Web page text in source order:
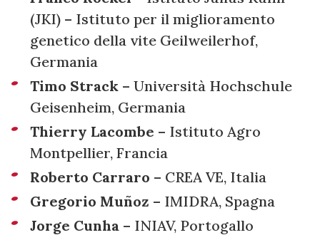
(JKI) – Istituto per il miglioramento
genetico della vite Geilweilerhof,
Germania
Timo Strack – Università Hochschule
Geisenheim, Germania
Thierry Lacombe – Istituto Agro
Montpellier, Francia
Roberto Carraro – CREA VE, Italia
Gregorio Muñoz – IMIDRA, Spagna
Jorge Cunha – INIAV, Portogallo